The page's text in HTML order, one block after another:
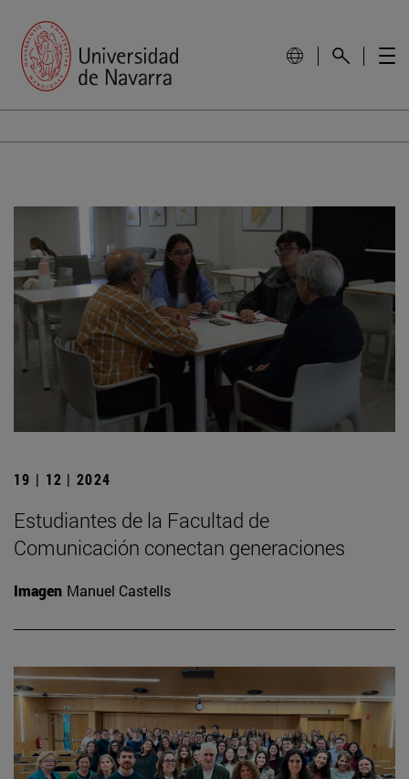
19 | 12 | 2024
Estudiantes de la Facultad de
Comunicación conectan generaciones
Imagen Manuel Castells